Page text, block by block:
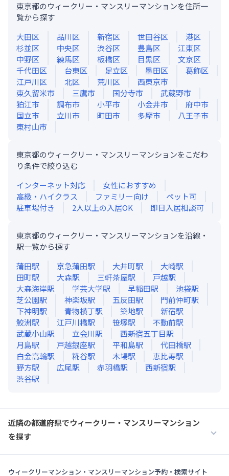
東京都のウィークリー・マンスリーマンションを住所一
覧から探す
大田区
品川区 新宿区 世田谷区
港区
杉並区
中央区 渋谷区 豊島区
江東区
中野区
練馬区 板橋区 目黒区
文京区
千代田区
台東区 足立区 墨田区
葛飾区
江戸川区
北区 荒川区
西東京市
東久留米市
三鷹市 国分寺市
武蔵野市
狛江市
調布市 小平市 小金井市
府中市
国立市
立川市 町田市 多摩市
八王子市
東村山市
東京都のウィークリー・マンスリーマンションをこだわ
り条件で絞り込む
インターネット対応
女性におすすめ
高級・ハイクラス
ファミリー向け
ペット可
駐車場付き
2人以上の入居OK 即日入居相談可
東京都のウィークリー・マンスリーマンションを沿線・
駅一覧から探す
蒲田駅 京急蒲田駅 大井町駅 大崎駅
田町駅 大森駅 三軒茶屋駅 戸越駅
大森海岸駅 学芸大学駅 早稲田駅 池袋駅
芝公園駅 神楽坂駅 五反田駅 門前仲町駅
下神明駅 青物横丁駅 築地駅 新宿駅
鮫洲駅 江戸川橋駅 笹塚駅 不動前駅
武蔵小山駅 立会川駅 西新宿五丁目駅
月島駅 戸越銀座駅 平和島駅 代田橋駅
白金高輪駅 糀谷駅 木場駅 恵比寿駅
野方駅 広尾駅 赤羽橋駅 西新宿駅
渋谷駅
近隣の都道府県でウィークリー・マンスリーマンション
を探す
ウィークリーマンション・マンスリーマンション予約・検索サイト